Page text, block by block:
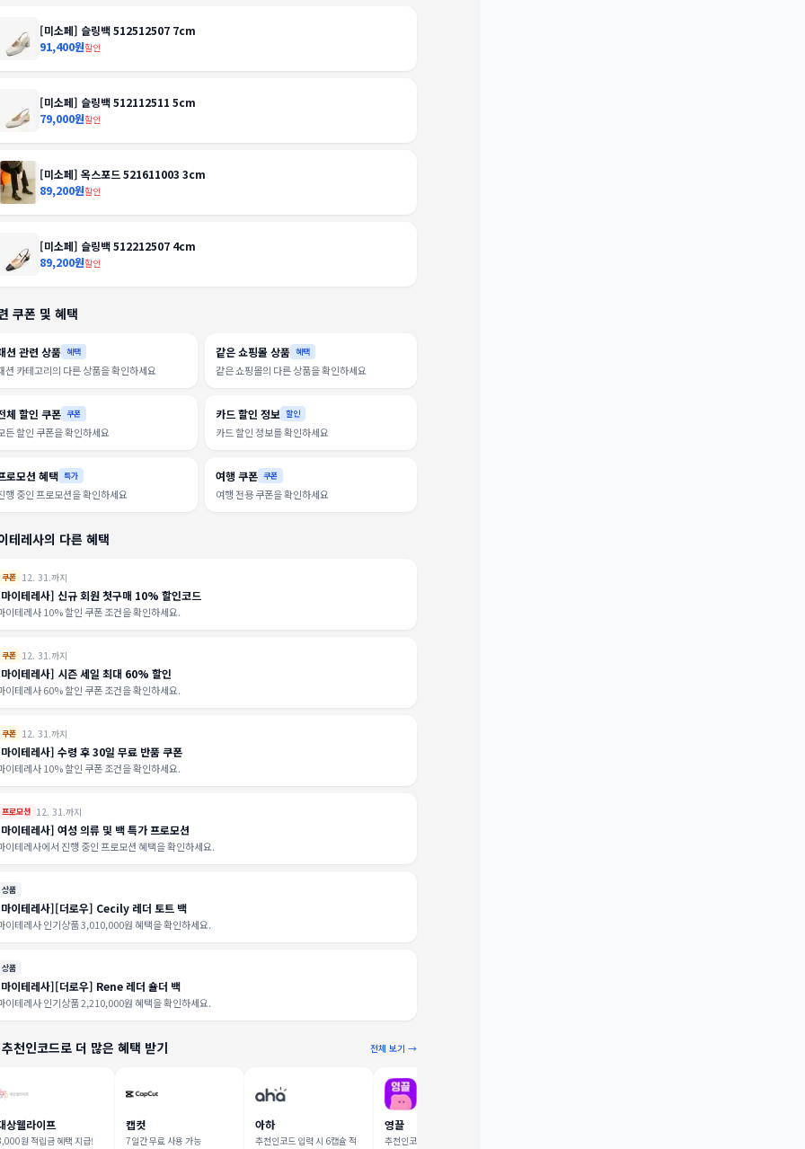
[미소페] 슬링백 512512507 7cm
91,400원할인
[미소페] 슬링백 512112511 5cm
79,000원할인
[미소페] 옥스포드 521611003 3cm
89,200원할인
[미소페] 슬링백 512212507 4cm
89,200원할인
쿠폰 및 혜택
션 관련 상품 혜택
션 카테고리의 다른 상품을 확인하세요
같은 쇼핑몰 상품 혜택
같은 쇼핑몰의 다른 상품을 확인하세요
체 할인 쿠폰 쿠폰
든 할인 쿠폰을 확인하세요
카드 할인 정보 할인
카드 할인 정보를 확인하세요
로모션 혜택 특가
행 중인 프로모션을 확인하세요
여행 쿠폰 쿠폰
여행 전용 쿠폰을 확인하세요
테레사의 다른 혜택
쿠폰 12. 31.까지
이테레사] 신규 회원 첫구매 10% 할인코드
이테레사 10% 할인 쿠폰 조건을 확인하세요.
쿠폰 12. 31.까지
이테레사] 시즌 세일 최대 60% 할인
이테레사 60% 할인 쿠폰 조건을 확인하세요.
쿠폰 12. 31.까지
이테레사] 수령 후 30일 무료 반품 쿠폰
이테레사 10% 할인 쿠폰 조건을 확인하세요.
프로모션 12. 31.까지
이테레사] 여성 의류 및 백 특가 프로모션
이테레사에서 진행 중인 프로모션 혜택을 확인하세요.
상품
이테레사][더로우] Cecily 레더 토트 백
이테레사 인기상품 3,010,000원 혜택을 확인하세요.
상품
이테레사][더로우] Rene 레더 숄더 백
이테레사 인기상품 2,210,000원 혜택을 확인하세요.
천인코드로 더 많은 혜택 받기 전체 보기 →
상웰라이프
원 적립금 혜택 지급!
캡컷
7일간 무료 사용 가능
아하
추천인코드 입력 시 6캡슐 적
영끌
추천인코드 입력 시 1,000 포